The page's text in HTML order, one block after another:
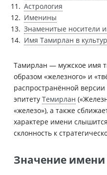
Астрология
Именины
Знаменитые носители
Имя Тамирлан в
Тамирлан — мужское имя
образом «железного» и
распространённой версии
эпитету Темирлан
«железо»), а также
характере имени
склонность к
Значение